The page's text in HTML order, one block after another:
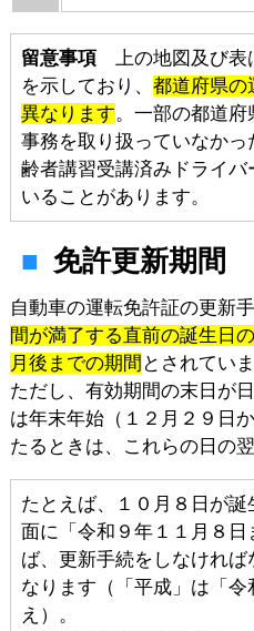
留意事項上の地図及び表
を示しており、 都道府県の
異なります。一部の都道
事務を取り扱っていなか
齢者講習受講済みドライ
いることがあります。
免許更新期間
自動車の運転免許証の更新
間が満了する直前の誕生日
月後までの期間 とされていま
ただし、有効期間の末日が
は年末年始（１２月２９日
たるときは、これらの日の
たとえば、１０月８日が
面に「令和９年１１月８
ば、更新手続をしなけれ
なります（「平成」は「
え）。